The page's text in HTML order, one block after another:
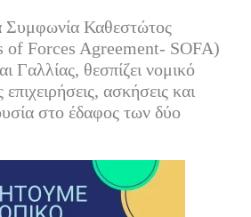
Συμφωνία Καθεστώτος
of Forces Agreement- SOFA)
Γαλλίας, θεσπίζει νομικό
επιχειρήσεις, ασκήσεις και
στο έδαφος των δύο